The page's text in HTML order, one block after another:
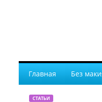
Главная Без
СТАТЬИ